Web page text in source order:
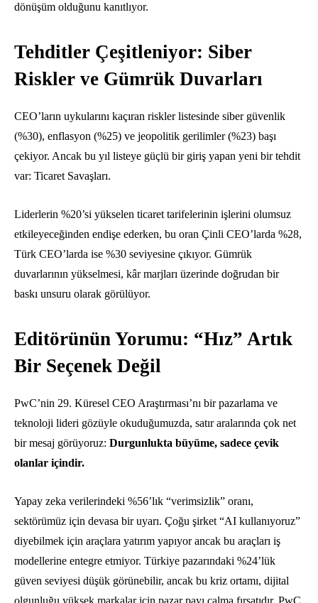
dönüşüm olduğunu kanıtlıyor.
Tehditler Çeşitleniyor: Siber
Riskler ve Gümrük Duvarları
CEO’ların uykularını kaçıran riskler listesinde siber güvenlik
(%30), enflasyon (%25) ve jeopolitik gerilimler (%23) başı
çekiyor. Ancak bu yıl listeye güçlü bir giriş yapan yeni bir tehdit
var: Ticaret Savaşları.
Liderlerin %20’si yükselen ticaret tarifelerinin işlerini olumsuz
etkileyeceğinden endişe ederken, bu oran Çinli CEO’larda %28,
Türk CEO’larda ise %30 seviyesine çıkıyor. Gümrük
duvarlarının yükselmesi, kâr marjları üzerinde doğrudan bir
baskı unsuru olarak görülüyor.
Editörünün Yorumu: “Hız” Artık
Bir Seçenek Değil
PwC’nin 29. Küresel CEO Araştırması’nı bir pazarlama ve
teknoloji lideri gözüyle okuduğumuzda, satır aralarında çok net
bir mesaj görüyoruz: Durgunlukta büyüme, sadece çevik
olanlar içindir.
Yapay zeka verilerindeki %56’lık “verimsizlik” oranı,
sektörümüz için devasa bir uyarı. Çoğu şirket “AI kullanıyoruz”
diyebilmek için araçlara yatırım yapıyor ancak bu araçları iş
modellerine entegre etmiyor. Türkiye pazarındaki %24’lük
güven seviyesi düşük görünebilir, ancak bu kriz ortamı, dijital